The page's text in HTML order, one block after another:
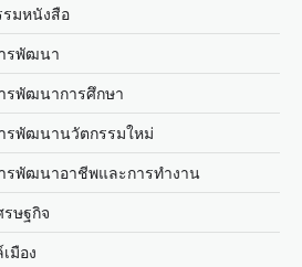
มหนังสือ
รพัฒนา
รพัฒนาการศึกษา
รพัฒนานวัตกรรมใหม่
รพัฒนาอาชีพและการทำงาน
รษฐกิจ
มือง